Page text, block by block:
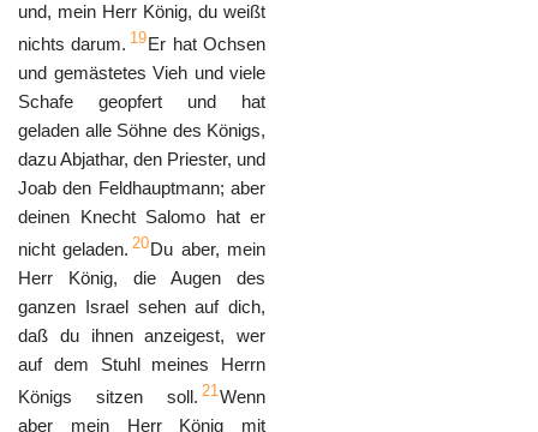
und, mein Herr König, du weißt
nichts darum. 19Er hat Ochsen
und gemästetes Vieh und viele
Schafe geopfert und hat
geladen alle Söhne des Königs,
dazu Abjathar, den Priester, und
Joab den Feldhauptmann; aber
deinen Knecht Salomo hat er
nicht geladen. 20Du aber, mein
Herr König, die Augen des
ganzen Israel sehen auf dich,
daß du ihnen anzeigest, wer
auf dem Stuhl meines Herrn
Königs sitzen soll. 21Wenn
aber mein Herr König mit